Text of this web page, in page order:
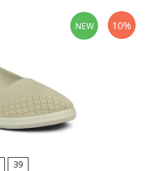
39
NEW 10%